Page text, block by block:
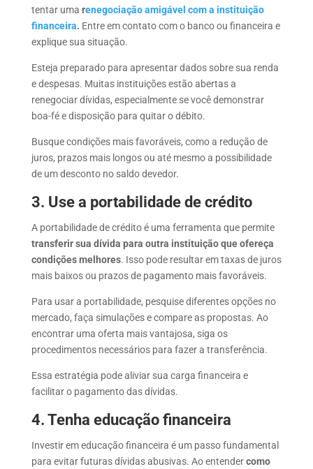
tentar uma renegociaçãoamigável com a instituição
financeira. Entre em contato com o banco ou financeira e
explique sua situação.
Esteja preparado para apresentar dados sobre sua renda
e despesas. Muitas instituições estão abertas a
renegociar dívidas, especialmente se você demonstrar
boa-fé e disposição para quitar o débito.
Busque condições mais favoráveis, como a redução de
juros, prazos mais longos ou até mesmo a possibilidade
de um desconto no saldo devedor.
3. Use a portabilidade de crédito
A portabilidade de crédito é uma ferramenta que permite
transferir sua dívida para outra instituição que ofereça
condições melhores. Isso pode resultar em taxas de juros
mais baixos ou prazos de pagamento mais favoráveis.
Para usar a portabilidade, pesquise diferentes opções no
mercado, faça simulações e compare as propostas. Ao
encontrar uma oferta mais vantajosa, siga os
procedimentos necessários para fazer a transferência.
Essa estratégia pode aliviar sua carga financeira e
facilitar o pagamento das dívidas.
4. Tenha educação financeira
Investir em educaçãofinanceira é um passo fundamental
para evitar futuras dívidas abusivas. Aoentendercomo